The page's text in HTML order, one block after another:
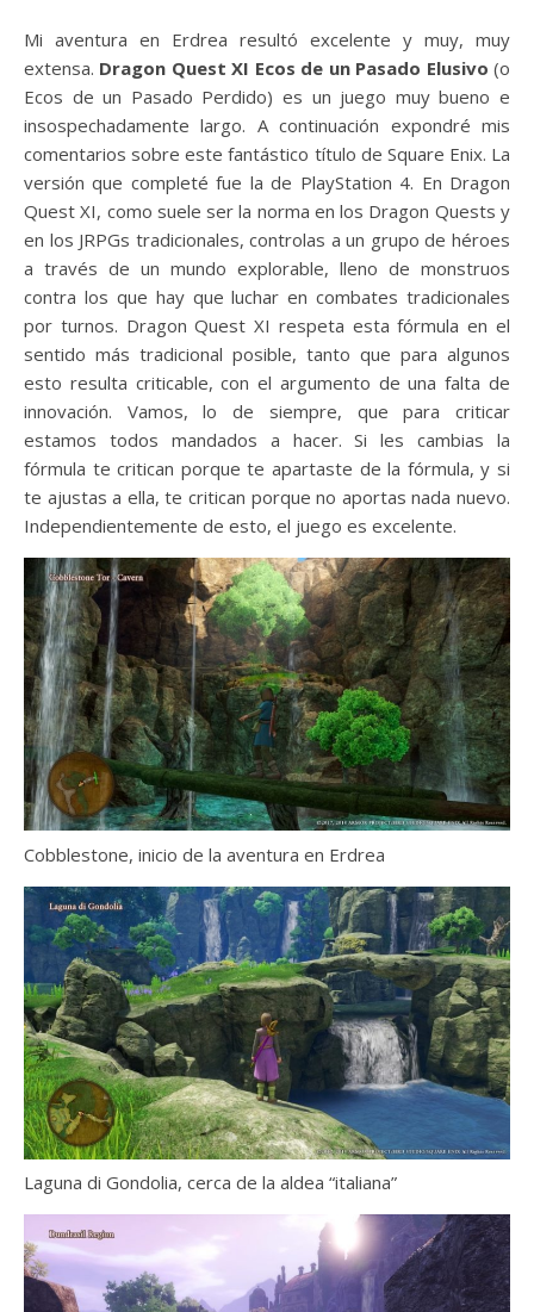
Mi aventura en Erdrea resultó excelente y muy, muy
extensa. Dragon Quest XI Ecos de un Pasado Elusivo (o
Ecos de un Pasado Perdido) es un juego muy bueno e
insospechadamente largo. A continuación expondré mis
comentarios sobre este fantástico título de Square Enix. La
versión que completé fue la de PlayStation 4. En Dragon
Quest XI, como suele ser la norma en los Dragon Quests y
en los JRPGs tradicionales, controlas a un grupo de héroes
a través de un mundo explorable, lleno de monstruos
contra los que hay que luchar en combates tradicionales
por turnos. Dragon Quest XI respeta esta fórmula en el
sentido más tradicional posible, tanto que para algunos
esto resulta criticable, con el argumento de una falta de
innovación. Vamos, lo de siempre, que para criticar
estamos todos mandados a hacer. Si les cambias la
fórmula te critican porque te apartaste de la fórmula, y si
te ajustas a ella, te critican porque no aportas nada nuevo.
Independientemente de esto, el juego es excelente.
Cobblestone, inicio de la aventura en Erdrea
Laguna di Gondolia, cerca de la aldea “italiana”